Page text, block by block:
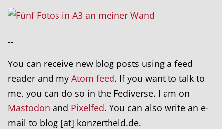
--
You can receive new blog posts using a feed
reader and my Atom feed. If you want to talk to
me, you can do so in the Fediverse. I am on
Mastodon and Pixelfed. You can also write an e-
mail to blog [at] konzertheld.de.